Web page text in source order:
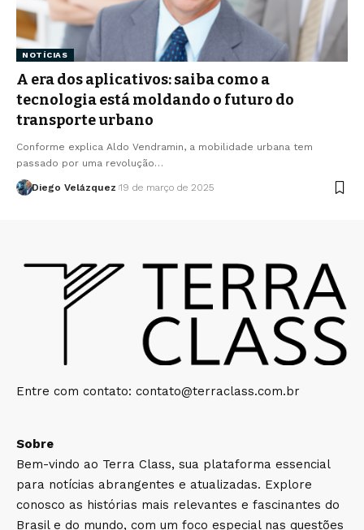
NOTÍCIAS
A era dos aplicativos: saiba como a
tecnologia está moldando o futuro do
transporte urbano
Conforme explica Aldo Vendramin, a mobilidade urbana tem
passado por uma revolução…
Diego Velázquez 19 de março de 2025
Entre com contato: contato@terraclass.com.br
Sobre
Bem-vindo ao Terra Class, sua plataforma essencial
para notícias abrangentes e atualizadas. Explore
conosco as histórias mais relevantes e fascinantes do
Brasil e do mundo, com um foco especial nas questões